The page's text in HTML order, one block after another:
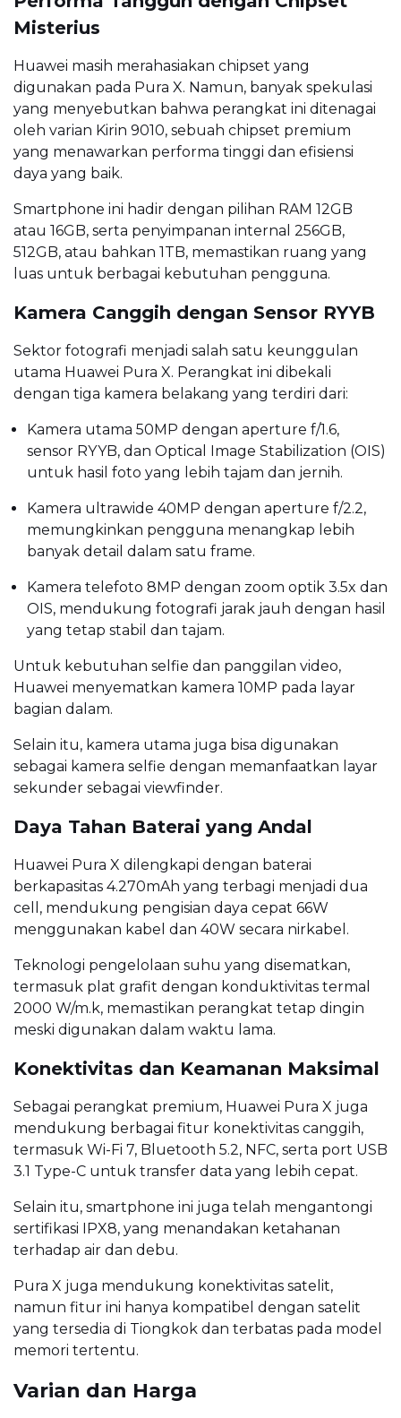
Misterius
Huawei masih merahasiakan chipset yang
digunakan pada Pura X. Namun, banyak spekulasi
yang menyebutkan bahwa perangkat ini ditenagai
oleh varian Kirin 9010, sebuah chipset premium
yang menawarkan performa tinggi dan efisiensi
daya yang baik.
Smartphone ini hadir dengan pilihan RAM 12GB
atau 16GB, serta penyimpanan internal 256GB,
512GB, atau bahkan 1TB, memastikan ruang yang
luas untuk berbagai kebutuhan pengguna.
Kamera Canggih dengan Sensor RYYB
Sektor fotografi menjadi salah satu keunggulan
utama Huawei Pura X. Perangkat ini dibekali
dengan tiga kamera belakang yang terdiri dari:
Kamera utama 50MP dengan aperture f/1.6,
sensor RYYB, dan Optical Image Stabilization (OIS)
untuk hasil foto yang lebih tajam dan jernih.
Kamera ultrawide 40MP dengan aperture f/2.2,
memungkinkan pengguna menangkap lebih
banyak detail dalam satu frame.
Kamera telefoto 8MP dengan zoom optik 3.5x dan
OIS, mendukung fotografi jarak jauh dengan hasil
yang tetap stabil dan tajam.
Untuk kebutuhan selfie dan panggilan video,
Huawei menyematkan kamera 10MP pada layar
bagian dalam.
Selain itu, kamera utama juga bisa digunakan
sebagai kamera selfie dengan memanfaatkan layar
sekunder sebagai viewfinder.
Daya Tahan Baterai yang Andal
Huawei Pura X dilengkapi dengan baterai
berkapasitas 4.270mAh yang terbagi menjadi dua
cell, mendukung pengisian daya cepat 66W
menggunakan kabel dan 40W secara nirkabel.
Teknologi pengelolaan suhu yang disematkan,
termasuk plat grafit dengan konduktivitas termal
2000 W/m.k, memastikan perangkat tetap dingin
meski digunakan dalam waktu lama.
Konektivitas dan Keamanan Maksimal
Sebagai perangkat premium, Huawei Pura X juga
mendukung berbagai fitur konektivitas canggih,
termasuk Wi-Fi 7, Bluetooth 5.2, NFC, serta port USB
3.1 Type-C untuk transfer data yang lebih cepat.
Selain itu, smartphone ini juga telah mengantongi
sertifikasi IPX8, yang menandakan ketahanan
terhadap air dan debu.
Pura X juga mendukung konektivitas satelit,
namun fitur ini hanya kompatibel dengan satelit
yang tersedia di Tiongkok dan terbatas pada model
memori tertentu.
Varian dan Harga